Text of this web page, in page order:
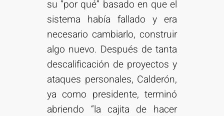
su “por qué” basado en que el
sistema había fallado y era
necesario cambiarlo, construir
algo nuevo. Después de tanta
descalificación de proyectos y
ataques personales, Calderón,
ya como presidente, terminó
abriendo “la cajita de hacer